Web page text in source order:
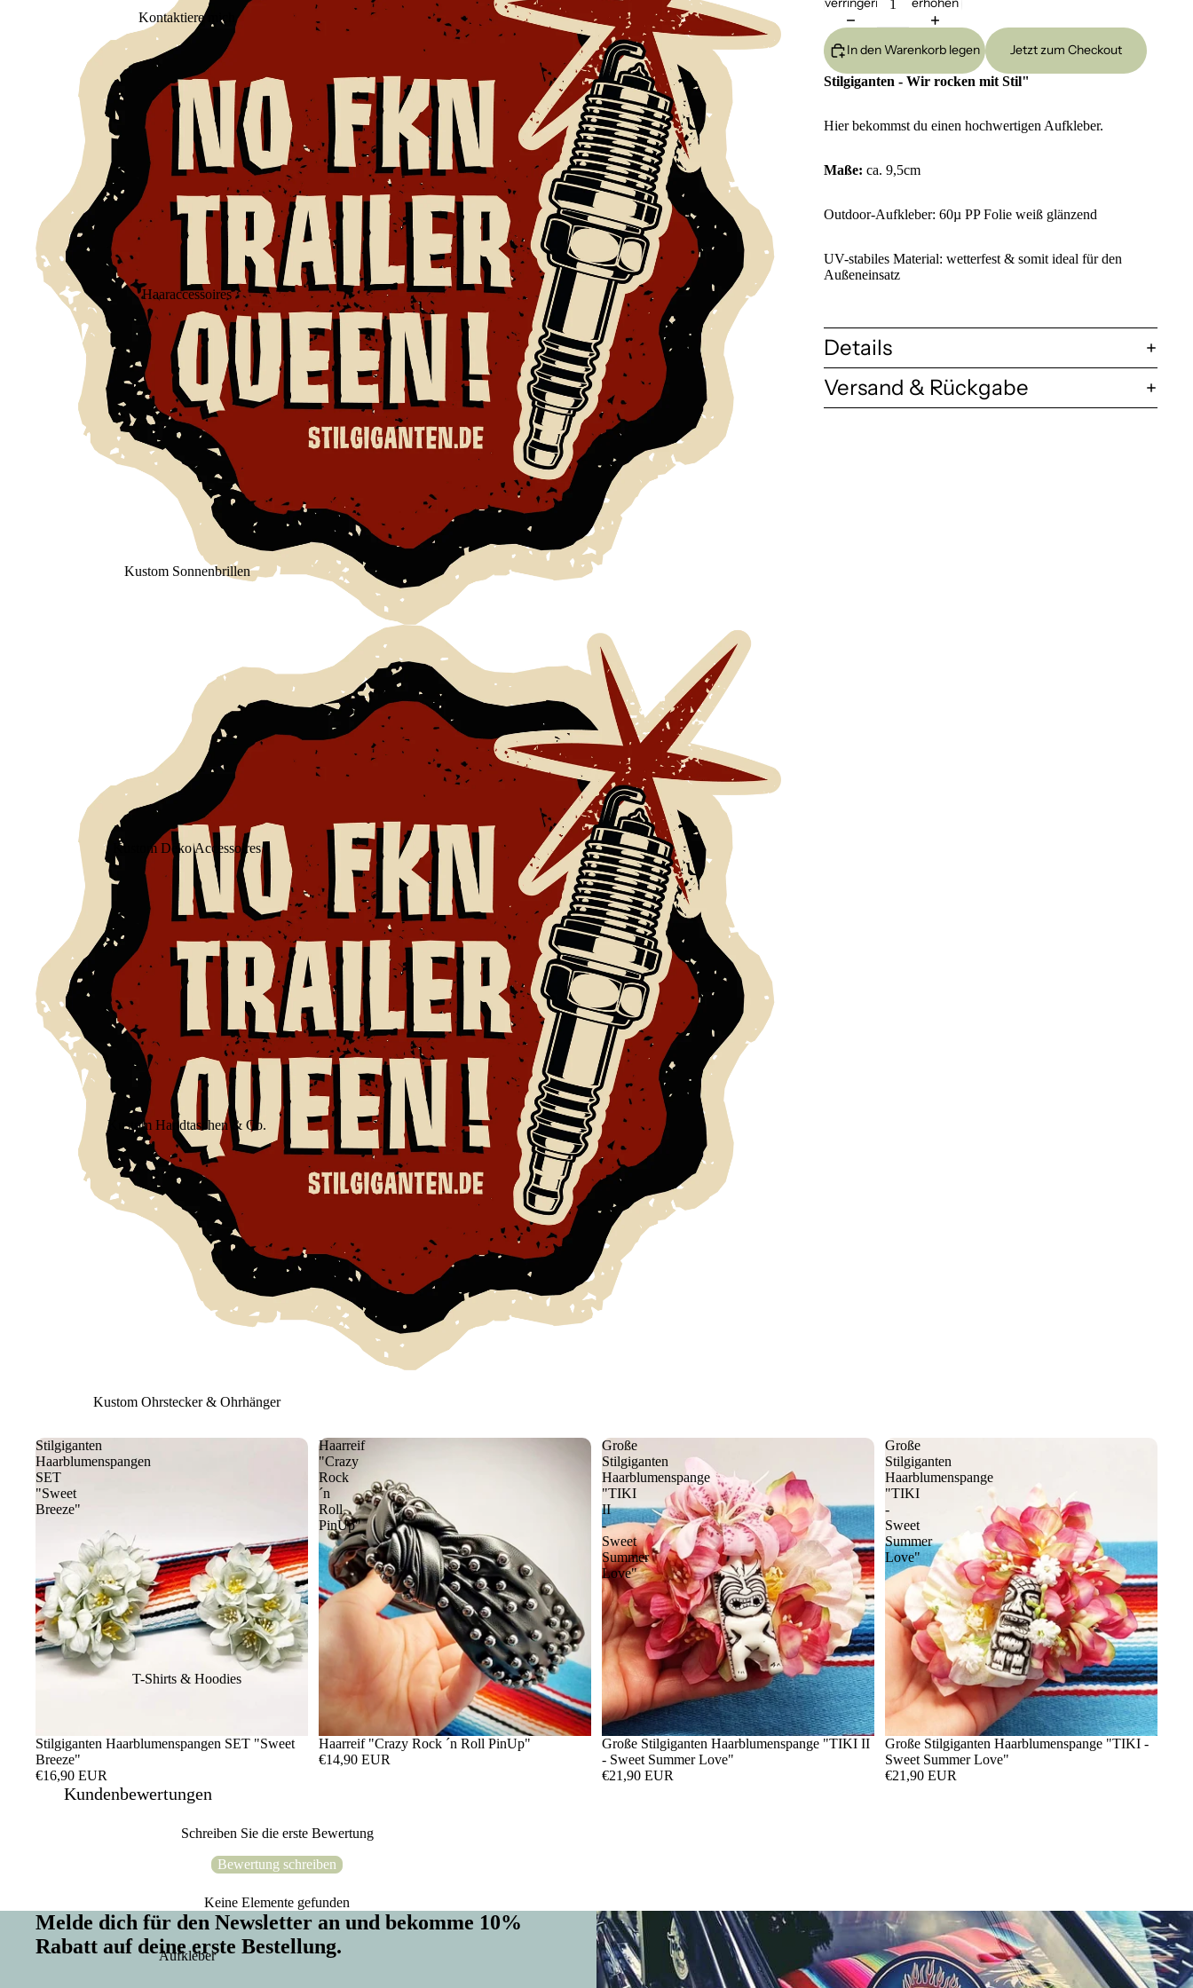
Kontaktiere mich
Haaraccessoires
Kustom Sonnenbrillen
Kustom Deko Accessoires
Kustom Handtaschen & Co.
Kustom Ohrstecker & Ohrhänger
T-Shirts & Hoodies
Aufkleber
In den Warenkorb legen Jetzt zum Checkout
Stilgiganten - Wir rocken mit Stil"
Hier bekommst du einen hochwertigen Aufkleber.
Maße: ca. 9,5cm
Outdoor-Aufkleber: 60µ PP Folie weiß glänzend
UV-stabiles Material: wetterfest & somit ideal für den
Außeneinsatz
Details
Versand & Rückgabe
Stilgiganten
Haarblumenspangen
SET
"Sweet
Breeze"
Stilgiganten Haarblumenspangen SET "Sweet
Breeze"
€16,90 EUR
Haarreif
"Crazy
Rock
´n
Roll
PinUp"
Haarreif "Crazy Rock ´n Roll PinUp"
€14,90 EUR
Große
Stilgiganten
Haarblumenspange
"TIKI
II
-
Sweet
Summer
Love"
Große Stilgiganten Haarblumenspange "TIKI II
- Sweet Summer Love"
€21,90 EUR
Große
Stilgiganten
Haarblumenspange
"TIKI
-
Sweet
Summer
Love"
Große Stilgiganten Haarblumenspange "TIKI -
Sweet Summer Love"
€21,90 EUR
Kundenbewertungen
Schreiben Sie die erste Bewertung
Bewertung schreiben
Keine Elemente gefunden
Melde dich für den Newsletter an und bekomme 10%
Rabatt auf deine erste Bestellung.
Widerrufsrecht
Datenschutzerklärung
AGB